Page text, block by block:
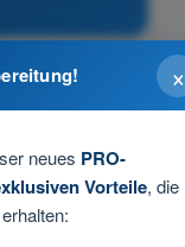
×
neues PRO-
Vorteile, die